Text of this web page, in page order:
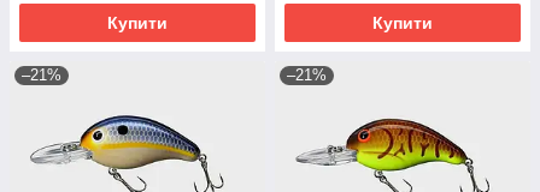
Купити Купити
–21% –21%